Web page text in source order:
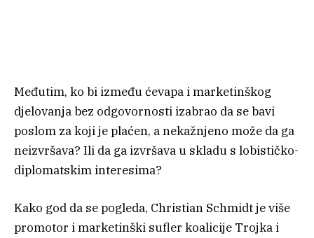
Međutim, ko bi između ćevapa i marketinškog
djelovanja bez odgovornosti izabrao da se bavi
poslom za koji je plaćen, a nekažnjeno može da ga
neizvršava? Ili da ga izvršava u skladu s lobističko-
diplomatskim interesima?
Kako god da se pogleda, Christian Schmidt je više
promotor i marketinški sufler koalicije Trojka i